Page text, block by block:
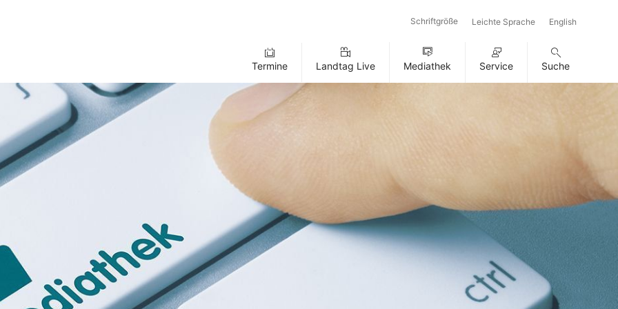
Schriftgröße Leichte Sprache English
Termine Landtag Live Mediathek Service Suche